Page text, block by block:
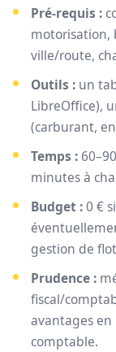
Pré-requis :
motorisation,
ville/route,
Outils : un
LibreOffice),
(carburant,
Temps :
minutes à
Budget :0 €
gestion de
Prudence :
fiscal/
avantages
comptable.